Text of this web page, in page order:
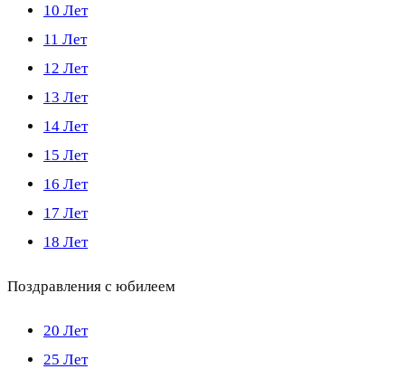
10 Лет
11 Лет
12 Лет
13 Лет
14 Лет
15 Лет
16 Лет
17 Лет
18 Лет
Поздравления с юбилеем
20 Лет
25 Лет